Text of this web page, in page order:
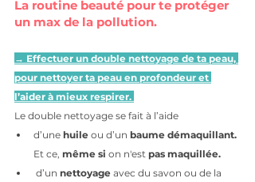
La routine beauté pour te protéger
un max de la pollution.
→ Effectuer un double nettoyage de ta peau,
pour nettoyer ta peau en profondeur et
l’aider à mieux respirer.
Le double nettoyage se fait à l’aide
d’une huile ou d’un baume démaquillant.
Et ce, même si on n'est pas maquillée.
d’un nettoyage avec du savon ou de la